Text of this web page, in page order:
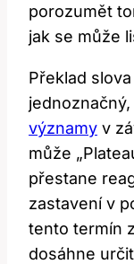
porozumět
jak se může
Překlad
jednoznačný,
významy v
může
přestane
zastavení v
tento termín
dosáhne